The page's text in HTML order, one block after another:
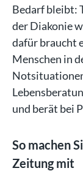
Bedarf bleibt:
der Diakonie
dafür braucht
Menschen in
und berät bei
So machen
Zeitung mit